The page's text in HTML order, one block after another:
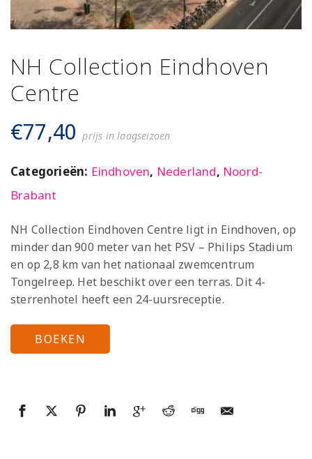
NH Collection Eindhoven
Centre
€77,40 prijs in laagseizoen
Categorieën: Eindhoven, Nederland, Noord-
Brabant
NH Collection Eindhoven Centre ligt in Eindhoven, op
minder dan 900 meter van het PSV – Philips Stadium
en op 2,8 km van het nationaal zwemcentrum
Tongelreep. Het beschikt over een terras. Dit 4-
sterrenhotel heeft een 24-uursreceptie.
BOEKEN